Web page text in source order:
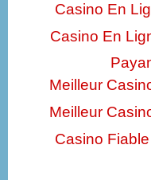
Casino En
Casino En
Meilleur
Meilleur
Casino